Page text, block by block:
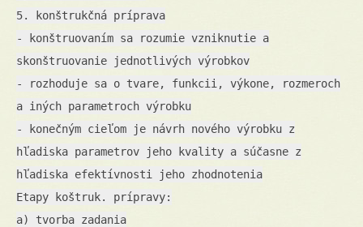
5. konštrukčná príprava
- konštruovaním sa rozumie vzniknutie a
skonštruovanie jednotlivých výrobkov
- rozhoduje sa o tvare, funkcii, výkone, rozmeroch
a iných parametroch výrobku
- konečným cieľom je návrh nového výrobku z
hľadiska parametrov jeho kvality a súčasne z
hľadiska efektívnosti jeho zhodnotenia
Etapy koštruk. prípravy:
a) tvorba zadania